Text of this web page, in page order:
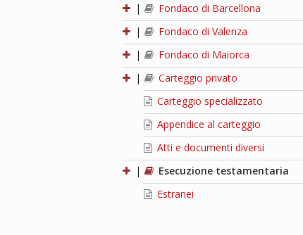
|
Fondaco di Barcellona
|
Fondaco di Valenza
|
Fondaco di Maiorca
|
Carteggio privato
Carteggio specializzato
Appendice al carteggio
Atti e documenti diversi
|
Esecuzione testamentaria
Estranei